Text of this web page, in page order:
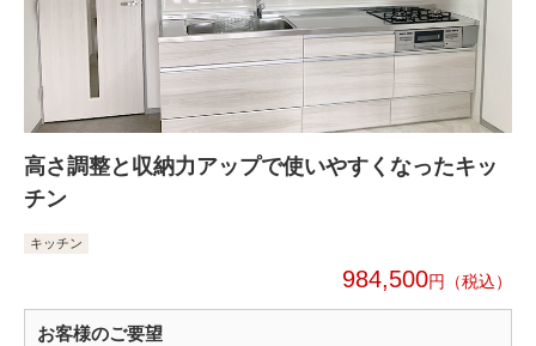
高さ調整と収納力アップで使いやすくなったキッ
チン
キッチン
984,500円
お客様のご要望